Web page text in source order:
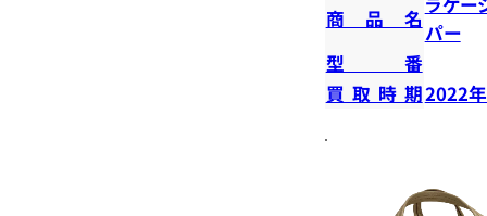
商品名
パー
型番
買取時期2022